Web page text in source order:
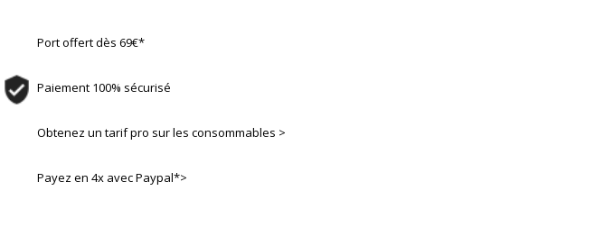
Port offert dès 69€*
Paiement 100% sécurisé
Obtenez un tarif pro sur les consommables >
Payez en 4x avec Paypal*>